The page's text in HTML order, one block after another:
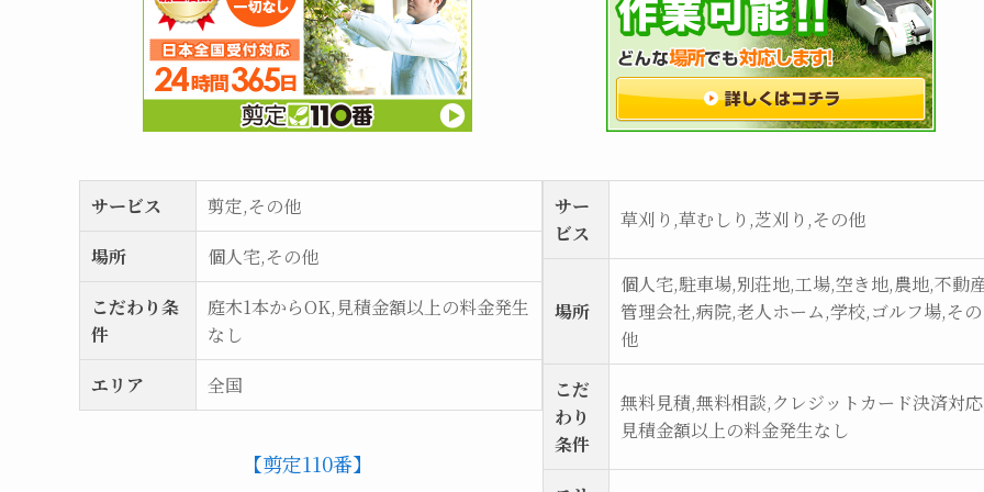
サービス
剪定,その他
場所
個人宅,その他
こだわり条
件
庭木1本からOK,見積金額以上の料金発生
なし
エリア
全国
【剪定110番】
サー
ビス
草刈り,草むしり,芝刈り,その他
場所
個人宅,駐車場,別荘地,工場,空き地,農地,不動
管理会社,病院,老人ホーム,学校,ゴルフ場,その
他
こだ
わり
条件
無料見積,無料相談,クレジットカード決済対
見積金額以上の料金発生なし